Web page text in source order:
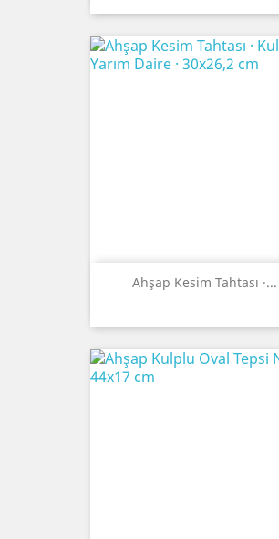
Ahşap Kesim Tahtası ·...